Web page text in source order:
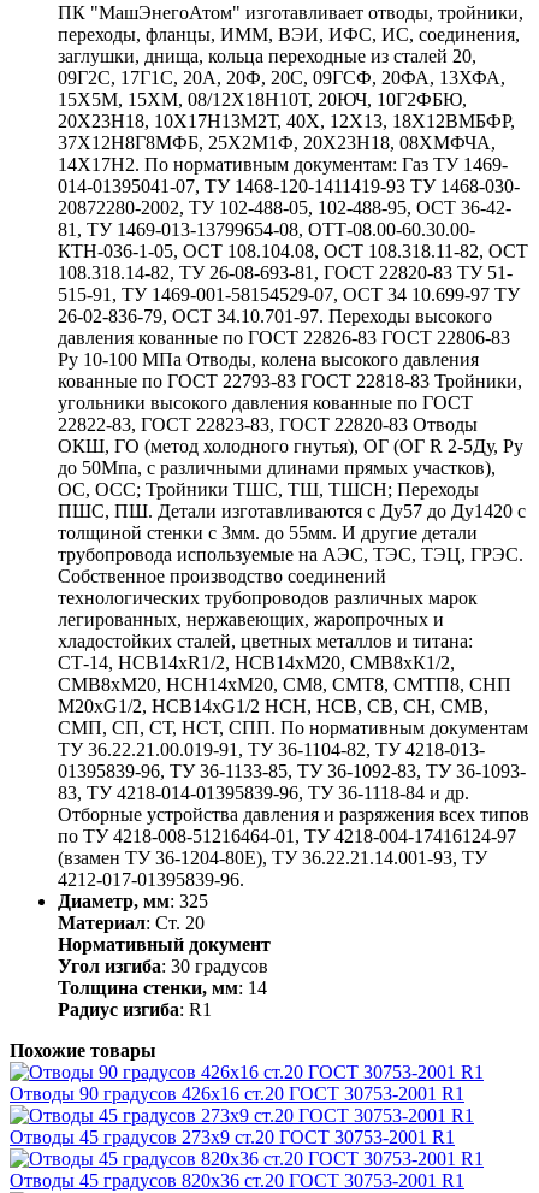
ПК "МашЭнегоАтом" изготавливает отводы, тройники,
переходы, фланцы, ИММ, ВЭИ, ИФС, ИС, соединения,
заглушки, днища, кольца переходные из сталей 20,
09Г2С, 17Г1С, 20А, 20Ф, 20С, 09ГСФ, 20ФА, 13ХФА,
15Х5М, 15ХМ, 08/12Х18Н10Т, 20ЮЧ, 10Г2ФБЮ,
20Х23Н18, 10Х17Н13М2Т, 40Х, 12Х13, 18Х12ВМБФР,
37Х12Н8Г8МФБ, 25Х2М1Ф, 20Х23Н18, 08ХМФЧА,
14Х17Н2. По нормативным документам: Газ ТУ 1469-
014-01395041-07, ТУ 1468-120-1411419-93 ТУ 1468-030-
20872280-2002, ТУ 102-488-05, 102-488-95, ОСТ 36-42-
81, ТУ 1469-013-13799654-08, ОТТ-08.00-60.30.00-
КТН-036-1-05, ОСТ 108.104.08, ОСТ 108.318.11-82, ОСТ
108.318.14-82, ТУ 26-08-693-81, ГОСТ 22820-83 ТУ 51-
515-91, ТУ 1469-001-58154529-07, ОСТ 34 10.699-97 ТУ
26-02-836-79, ОСТ 34.10.701-97. Переходы высокого
давления кованные по ГОСТ 22826-83 ГОСТ 22806-83
Ру 10-100 МПа Отводы, колена высокого давления
кованные по ГОСТ 22793-83 ГОСТ 22818-83 Тройники,
угольники высокого давления кованные по ГОСТ
22822-83, ГОСТ 22823-83, ГОСТ 22820-83 Отводы
ОКШ, ГО (метод холодного гнутья), ОГ (ОГ R 2-5Ду, Ру
до 50Мпа, с различными длинами прямых участков),
ОС, ОСС; Тройники ТШС, ТШ, ТШСН; Переходы
ПШС, ПШ. Детали изготавливаются с Ду57 до Ду1420 с
толщиной стенки с 3мм. до 55мм. И другие детали
трубопровода используемые на АЭС, ТЭС, ТЭЦ, ГРЭС.
Собственное производство соединений
технологических трубопроводов различных марок
легированных, нержавеющих, жаропрочных и
хладостойких сталей, цветных металлов и титана:
СТ-14, НСВ14хR1/2, НСВ14хМ20, СМВ8хК1/2,
СМВ8хМ20, НСН14хМ20, СМ8, СМТ8, СМТП8, СНП
М20хG1/2, НСВ14хG1/2 НСН, НСВ, СВ, СН, СМВ,
СМП, СП, СТ, НСТ, СПП. По нормативным документам
ТУ 36.22.21.00.019-91, ТУ 36-1104-82, ТУ 4218-013-
01395839-96, ТУ 36-1133-85, ТУ 36-1092-83, ТУ 36-1093-
83, ТУ 4218-014-01395839-96, ТУ 36-1118-84 и др.
Отборные устройства давления и разряжения всех типов
по ТУ 4218-008-51216464-01, ТУ 4218-004-17416124-97
(взамен ТУ 36-1204-80Е), ТУ 36.22.21.14.001-93, ТУ
4212-017-01395839-96.
Диаметр, мм: 325
Материал: Ст. 20
Нормативный документ
Угол изгиба: 30 градусов
Толщина стенки, мм: 14
Радиус изгиба: R1
Похожие товары
Отводы 90 градусов 426х16 ст.20 ГОСТ 30753-2001 R1
Отводы 45 градусов 273х9 ст.20 ГОСТ 30753-2001 R1
Отводы 45 градусов 820х36 ст.20 ГОСТ 30753-2001 R1